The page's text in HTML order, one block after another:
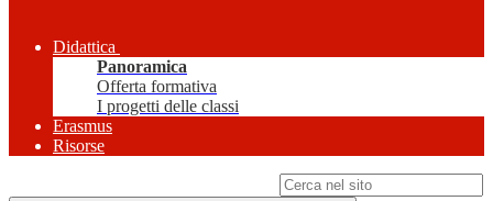
Didattica
Panoramica
Offerta formativa
I progetti delle classi
Erasmus
Risorse